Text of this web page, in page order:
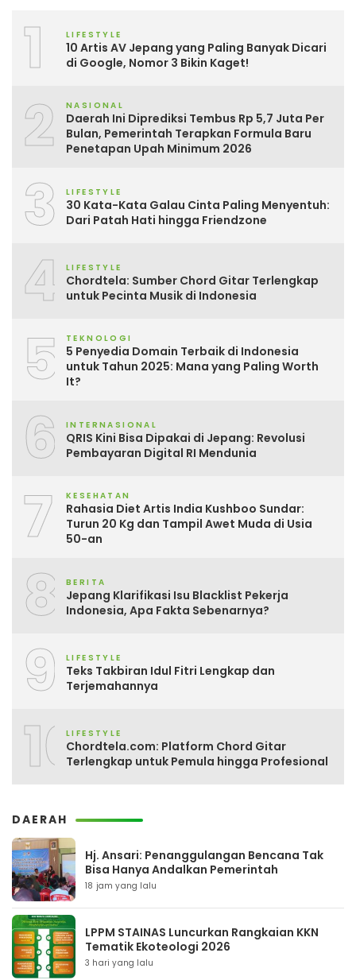
1 LIFESTYLE
10 Artis AV Jepang yang Paling Banyak Dicari
di Google, Nomor 3 Bikin Kaget!
2 NASIONAL
Daerah Ini Diprediksi Tembus Rp 5,7 Juta Per
Bulan, Pemerintah Terapkan Formula Baru
Penetapan Upah Minimum 2026
3 LIFESTYLE
30 Kata-Kata Galau Cinta Paling Menyentuh:
Dari Patah Hati hingga Friendzone
4 LIFESTYLE
Chordtela: Sumber Chord Gitar Terlengkap
untuk Pecinta Musik di Indonesia
5 TEKNOLOGI
5 Penyedia Domain Terbaik di Indonesia
untuk Tahun 2025: Mana yang Paling Worth
It?
6 INTERNASIONAL
QRIS Kini Bisa Dipakai di Jepang: Revolusi
Pembayaran Digital RI Mendunia
7 KESEHATAN
Rahasia Diet Artis India Kushboo Sundar:
Turun 20 Kg dan Tampil Awet Muda di Usia
50-an
8 BERITA
Jepang Klarifikasi Isu Blacklist Pekerja
Indonesia, Apa Fakta Sebenarnya?
9 LIFESTYLE
Teks Takbiran Idul Fitri Lengkap dan
Terjemahannya
10LIFESTYLE
Chordtela.com: Platform Chord Gitar
Terlengkap untuk Pemula hingga Profesional
DAERAH
Hj. Ansari: Penanggulangan Bencana Tak
Bisa Hanya Andalkan Pemerintah
18 jam yang lalu
LPPM STAINAS Luncurkan Rangkaian KKN
Tematik Ekoteologi 2026
3 hari yang lalu